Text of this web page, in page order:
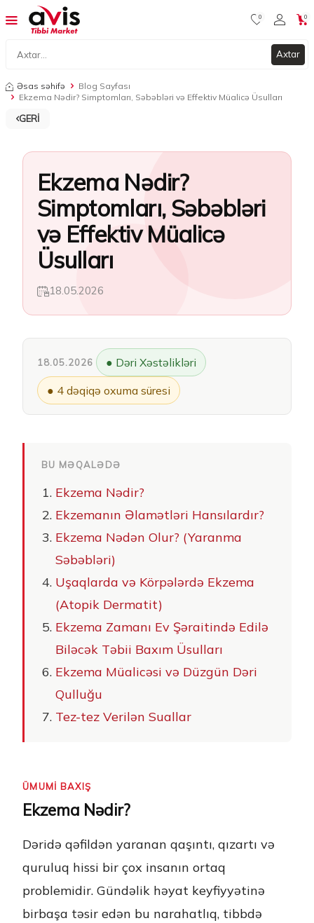
Axtar
0 0
Əsas səhifə
Blog Sayfası
Ekzema Nədir? Simptomları, Səbəbləri və Effektiv Müalicə Üsulları
GERI
Ekzema Nədir?
Simptomları, Səbəbləri
və Effektiv Müalicə
Üsulları
18.05.2026
18.05.2026
● Dəri Xəstəlikləri
● 4 dəqiqə oxuma süresi
BU MƏQALƏDƏ
Ekzema Nədir?
Ekzemanın Əlamətləri Hansılardır?
Ekzema Nədən Olur? (Yaranma
Səbəbləri)
Uşaqlarda və Körpələrdə Ekzema
(Atopik Dermatit)
Ekzema Zamanı Ev Şəraitində Edilə
Biləcək Təbii Baxım Üsulları
Ekzema Müalicəsi və Düzgün Dəri
Qulluğu
Tez-tez Verilən Suallar
ÜMUMİ BAXIŞ
Ekzema Nədir?
Dəridə qəfildən yaranan qaşıntı, qızartı və
quruluq hissi bir çox insanın ortaq
problemidir. Gündəlik həyat keyfiyyətinə
birbaşa təsir edən bu narahatlıq, tibbdə